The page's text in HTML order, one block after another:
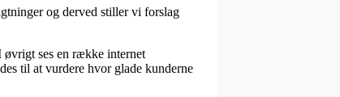
og derved stiller vi forslag
ses en række internet
til at vurdere hvor glade kunderne